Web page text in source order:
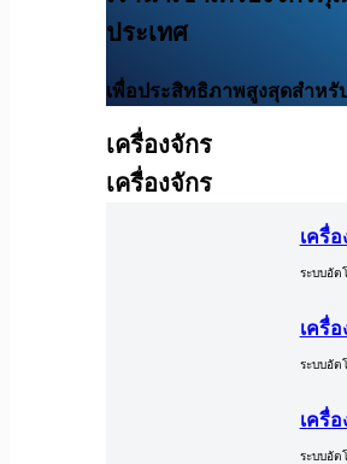
ประเทศ
เพื่อประสิทธิภาพสูงสุดสำห
เครื่องจักร
เครื่องจักร
เครื่
ระบบอัต
เครื่อ
ระบบอัต
เครื่
ระบบอัต